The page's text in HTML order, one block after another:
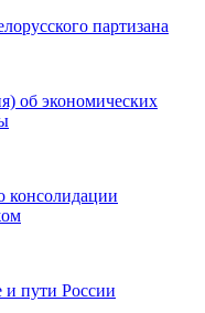
партизана
об экономических
консолидации
и пути России